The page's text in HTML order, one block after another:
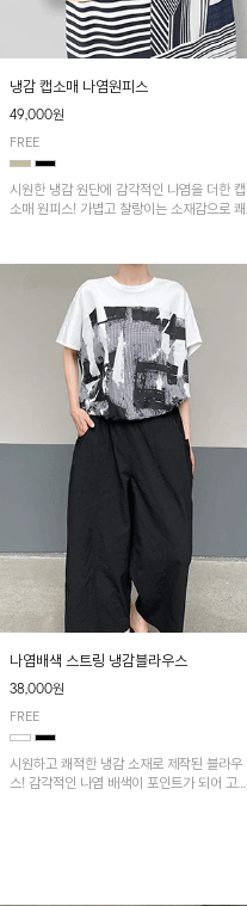
냉감 캡소매 나염원피스
49,000원
FREE
시원한 냉감 원단에 감각적인 나염을 더한 캡
소매 원피스! 가볍고 찰랑이는 소재감으로 쾌
나염배색 스트링 냉감블라우스
38,000원
FREE
시원하고 쾌적한 냉감 소재로 제작된 블라우
스! 감각적인 나염 배색이 포인트가 되어 고급